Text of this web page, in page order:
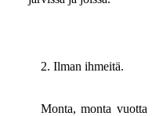
2. Ilman ihmeitä.
Monta, monta